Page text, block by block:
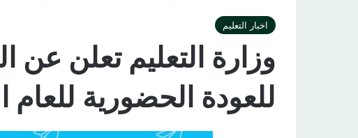
اخبار التعليم
وزارة التعليم تعلن عن
للعودة الحضورية للعام